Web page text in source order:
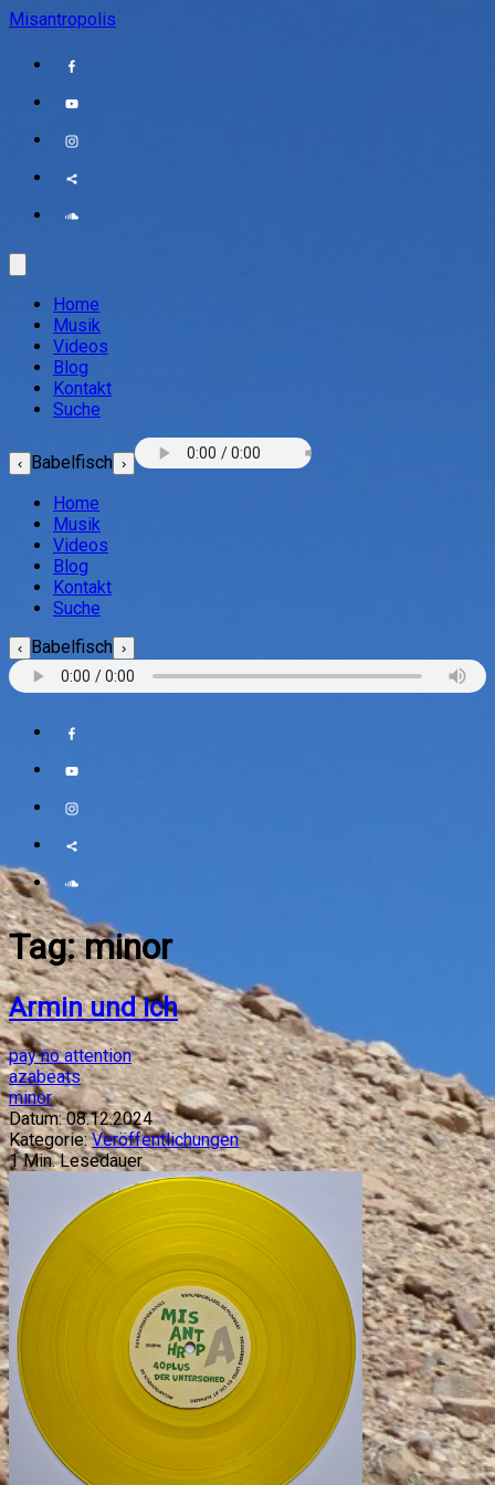
Misantropolis
Home
Musik
Videos
Blog
Kontakt
Suche
‹ Babelfisch ›
Home
Musik
Videos
Blog
Kontakt
Suche
‹ Babelfisch ›
Tag:minor
Armin und ich
pay no attention
azabeats
minor
Datum: 08.12.2024
Kategorie: Veröffentlichungen
1Min. Lesedauer